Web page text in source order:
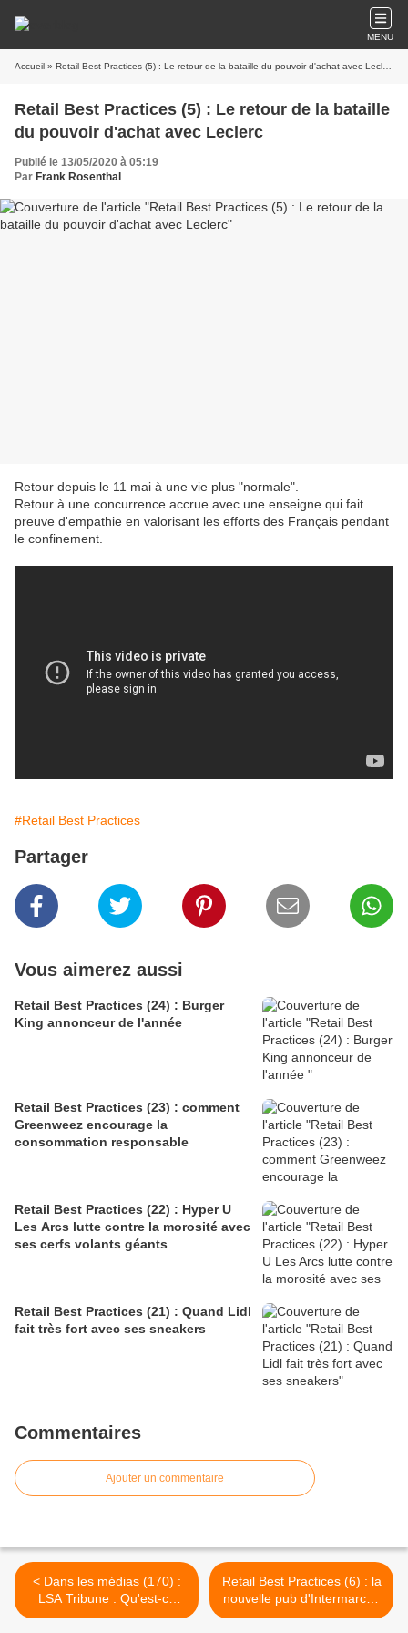
MENU
Accueil » Retail Best Practices (5) : Le retour de la bataille du pouvoir d'achat avec Leclerc
Retail Best Practices (5) : Le retour de la bataille
du pouvoir d'achat avec Leclerc
Publié le 13/05/2020 à 05:19
Par Frank Rosenthal
Retour depuis le 11 mai à une vie plus "normale".
Retour à une concurrence accrue avec une enseigne qui fait
preuve d'empathie en valorisant les efforts des Français pendant
le confinement.
#Retail Best Practices
Partager
Vous aimerez aussi
Retail Best Practices (24) : Burger
King annonceur de l'année
Retail Best Practices (23) : comment
Greenweez encourage la
consommation responsable
Retail Best Practices (22) : Hyper U
Les Arcs lutte contre la morosité avec
ses cerfs volants géants
Retail Best Practices (21) : Quand Lidl
fait très fort avec ses sneakers
Commentaires
Ajouter un commentaire
< Dans les médias (170) :
LSA Tribune : Qu'est-ce
qu'on aura gagné avec tout
Retail Best Practices (6) : la
nouvelle pub d'Intermarché
: tout pour prolonger la